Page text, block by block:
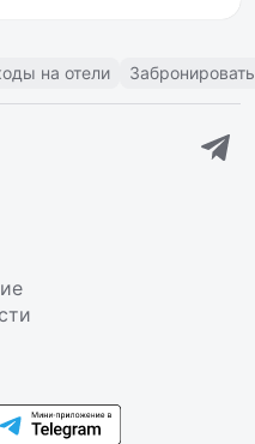
на отели